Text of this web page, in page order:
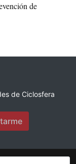
de
de Ciclosfera